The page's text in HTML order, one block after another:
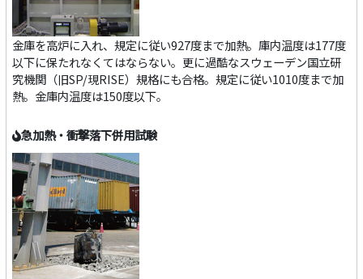
金庫を高炉に入れ、規定に従い927度まで加熱。庫内温度は177度
以下に保たれなくてはならない。更に過酷なスウェーデン国立研
究機関（旧SP/現RISE）規格にも合格。規定に従い1010度まで加
熱。金庫内温度は150度以下。
急加熱・衝撃落下併用試験